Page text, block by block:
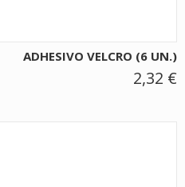
ADHESIVO VELCRO (6 UN.)
2,32 €